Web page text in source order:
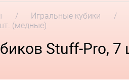
Игральные кубики
(медные)
Stuff-Pro,